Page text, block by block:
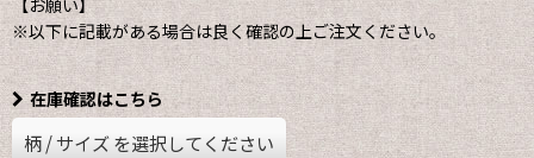
【お願い】
※以下に記載がある場合は良く確認の上ご注文ください。
在庫確認はこちら
柄/サイズを選択してください